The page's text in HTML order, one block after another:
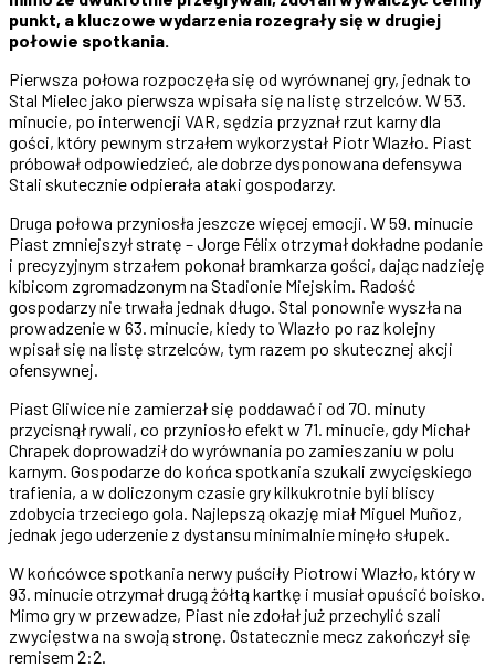
punkt, a kluczowe wydarzenia rozegrały się w drugiej
połowie spotkania.
Pierwsza połowa rozpoczęła się od wyrównanej gry, jednak to
Stal Mielec jako pierwsza wpisała się na listę strzelców. W 53.
minucie, po interwencji VAR, sędzia przyznał rzut karny dla
gości, który pewnym strzałem wykorzystał Piotr Wlazło. Piast
próbował odpowiedzieć, ale dobrze dysponowana defensywa
Stali skutecznie odpierała ataki gospodarzy.
Druga połowa przyniosła jeszcze więcej emocji. W 59. minucie
Piast zmniejszył stratę – Jorge Félix otrzymał dokładne podanie
i precyzyjnym strzałem pokonał bramkarza gości, dając nadzieję
kibicom zgromadzonym na Stadionie Miejskim. Radość
gospodarzy nie trwała jednak długo. Stal ponownie wyszła na
prowadzenie w 63. minucie, kiedy to Wlazło po raz kolejny
wpisał się na listę strzelców, tym razem po skutecznej akcji
ofensywnej.
Piast Gliwice nie zamierzał się poddawać i od 70. minuty
przycisnął rywali, co przyniosło efekt w 71. minucie, gdy Michał
Chrapek doprowadził do wyrównania po zamieszaniu w polu
karnym. Gospodarze do końca spotkania szukali zwycięskiego
trafienia, a w doliczonym czasie gry kilkukrotnie byli bliscy
zdobycia trzeciego gola. Najlepszą okazję miał Miguel Muñoz,
jednak jego uderzenie z dystansu minimalnie minęło słupek.
W końcówce spotkania nerwy puściły Piotrowi Wlazło, który w
93. minucie otrzymał drugą żółtą kartkę i musiał opuścić boisko.
Mimo gry w przewadze, Piast nie zdołał już przechylić szali
zwycięstwa na swoją stronę. Ostatecznie mecz zakończył się
remisem 2:2.